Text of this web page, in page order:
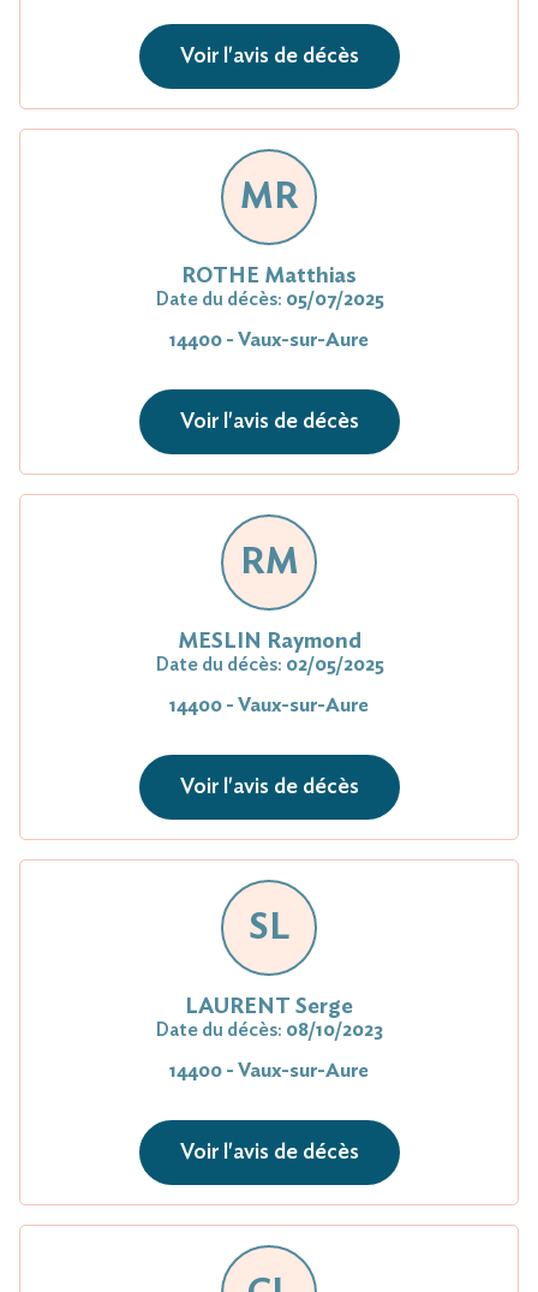
Voir l'avis de décès
MR
ROTHE Matthias
Date du décès: 05/07/2025
14400 - Vaux-sur-Aure
Voir l'avis de décès
RM
MESLIN Raymond
Date du décès: 02/05/2025
14400 - Vaux-sur-Aure
Voir l'avis de décès
SL
LAURENT Serge
Date du décès: 08/10/2023
14400 - Vaux-sur-Aure
Voir l'avis de décès